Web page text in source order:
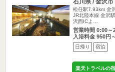
松任駅7.93km 金
JR北陸本線 金沢
沢西ICよ…
営業時間 0:00～
入浴料金 950円～
日帰り 宿泊
楽天トラベルの